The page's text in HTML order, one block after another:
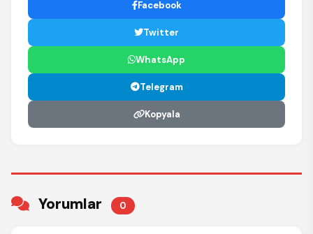
Facebook
Twitter
WhatsApp
Telegram
Kopyala
Yorumlar 0